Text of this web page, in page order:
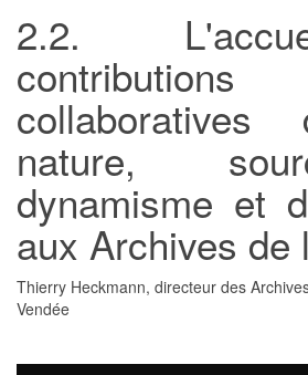
2.2.
contributions
nature,
dynamisme et
aux Archives de
Thierry Heckmann, directeur des
Vendée